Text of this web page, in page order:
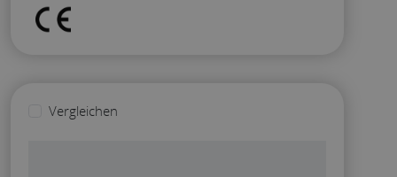
Vergleichen